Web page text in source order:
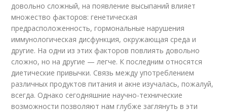
довольно сложный, на появление высыпаний влияет
множество факторов: генетическая
предрасположенность, гормональные нарушения
иммунологическая дисфункция, окружающая среда и
другие. На одни из этих факторов повлиять довольно
сложно, но на другие — легче. К последним относятся
диетические привычки. Связь между употреблением
различных продуктов питания и акне изучалась, пожалуй,
всегда. Однако сегодняшние научно-технические
возможности позволяют нам глубже заглянуть в эти